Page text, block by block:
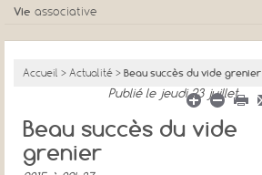
Vie associative
Accueil > Actualité > Beau succès du vide grenier
Beau succès du vide
grenier
Publié le jeudi 23 juillet